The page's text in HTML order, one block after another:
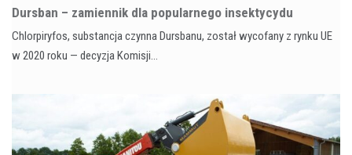
Dursban – zamiennik dla popularnego insektycydu
Chlorpiryfos, substancja czynna Dursbanu, został wycofany z rynku UE
w 2020 roku — decyzja Komisji…